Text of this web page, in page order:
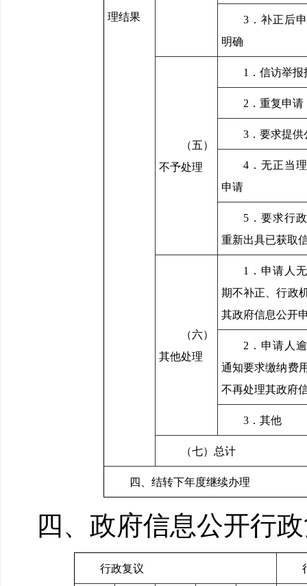
理结果
3．补正后
明确
（五）
不予处理
1．信访举
2．重复申请
3．要求提供
4．无正当
申请
5．要求行
重新出具已获取
（六）
其他处理
1．申请人
期不补正、行政
其政府信息公开
2．申请人
通知要求缴纳费
不再处理其政府
3．其他
（七）总计
四、结转下年度继续办理
四、政府信息公开行
行政复议